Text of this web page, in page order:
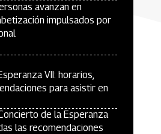
avanzan en
impulsados por
VII: horarios,
para asistir en
de la Esperanza
las recomendaciones